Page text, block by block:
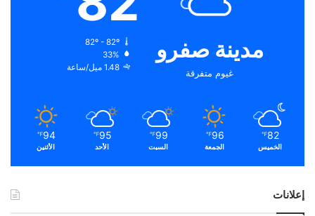
مدينة صفرو
غيوم متفرقة
82º - 82º
33%
1.48 ميل/ساعة
82
℉
الخميس
96
℉
الجمعة
99
℉
السبت
95
℉
الأحد
94
℉
الأثنين
إعلانات